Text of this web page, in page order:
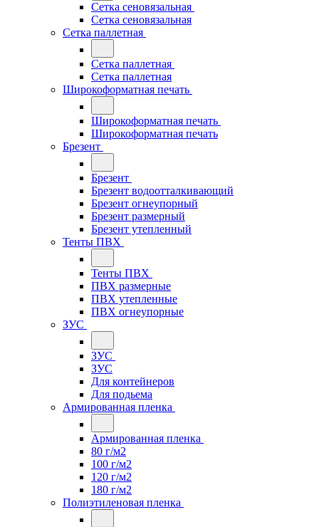
Сетка сеновязальная
Сетка сеновязальная
Сетка паллетная
Сетка паллетная
Сетка паллетная
Широкоформатная печать
Широкоформатная печать
Широкоформатная печать
Брезент
Брезент
Брезент водоотталкивающий
Брезент огнеупорный
Брезент размерный
Брезент утепленный
Тенты ПВХ
Тенты ПВХ
ПВХ размерные
ПВХ утепленные
ПВХ огнеупорные
ЗУС
ЗУС
ЗУС
Для контейнеров
Для подьема
Армированная пленка
Армированная пленка
80 г/м2
100 г/м2
120 г/м2
180 г/м2
Полиэтиленовая пленка